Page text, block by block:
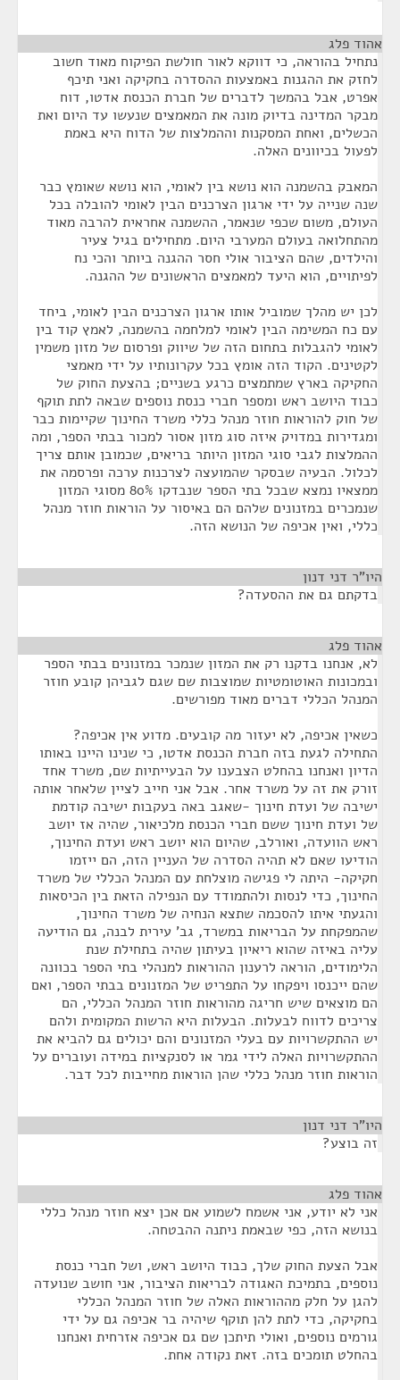
אהוד פלג
נתחיל בהוראה, כי דווקא לאור חולשת הפיקוח מאוד חשוב
לחזק את ההגנות באמצעות ההסדרה בחקיקה ואני תיכף
אפרט, אבל בהמשך לדברים של חברת הכנסת אדטו, דוח
מבקר המדינה בדיוק מונה את המאמצים שנעשו עד היום ואת
הכשלים, ואחת המסקנות וההמלצות של הדוח היא באמת
לפעול בכיוונים האלה.
המאבק בהשמנה הוא נושא בין לאומי, הוא נושא שאומץ כבר
שנה שנייה על ידי ארגון הצרכנים הבין לאומי להובלה בכל
העולם, משום שכפי שנאמר, ההשמנה אחראית להרבה מאוד
מהתחלואה בעולם המערבי היום. מתחילים בגיל צעיר
והילדים, שהם הציבור אולי חסר ההגנה ביותר והכי נח
לפיתויים, הוא היעד למאמצים הראשונים של ההגנה.
לכן יש מהלך שמוביל אותו ארגון הצרכנים הבין לאומי, ביחד
עם כח המשימה הבין לאומי למלחמה בהשמנה, לאמץ קוד בין
לאומי להגבלות בתחום הזה של שיווק ופרסום של מזון משמין
לקטינים. הקוד הזה אומץ בכל עקרונותיו על ידי מאמצי
החקיקה בארץ שמתמצים כרגע בשניים; בהצעת החוק של
כבוד היושב ראש ומספר חברי כנסת נוספים שבאה לתת תוקף
של חוק להוראות חוזר מנהל כללי משרד החינוך שקיימות כבר
ומגדירות במדויק איזה סוג מזון אסור למכור בבתי הספר, ומה
ההמלצות לגבי סוגי המזון היותר בריאים, שכמובן אותם צריך
לכלול. הבעיה שבסקר שהמועצה לצרכנות ערכה ופרסמה את
ממצאיו נמצא שבכל בתי הספר שנבדקו 80% מסוגי המזון
שנמכרים במזנונים שלהם הם באיסור על הוראות חוזר מנהל
כללי, ואין אכיפה של הנושא הזה.
היו"ר דני דנון
בדקתם גם את ההסעדה?
אהוד פלג
לא, אנחנו בדקנו רק את המזון שנמכר במזנונים בבתי הספר
ובמכונות האוטומטיות שמוצבות שם שגם לגביהן קובע חוזר
המנהל הכללי דברים מאוד מפורשים.
כשאין אכיפה, לא יעזור מה קובעים. מדוע אין אכיפה?
התחילה לגעת בזה חברת הכנסת אדטו, כי שנינו היינו באותו
הדיון ואנחנו בהחלט הצבענו על הבעייתיות שם, משרד אחד
זורק את זה על משרד אחר. אבל אני חייב לציין שלאחר אותה
ישיבה של ועדת חינוך -שאגב באה בעקבות ישיבה קודמת
של ועדת חינוך ששם חברי הכנסת מלכיאור, שהיה אז יושב
ראש הוועדה, ואורלב, שהיום הוא יושב ראש ועדת החינוך,
הודיעו שאם לא תהיה הסדרה של העניין הזה, הם ייזמו
חקיקה- היתה לי פגישה מוצלחת עם המנהל הכללי של משרד
החינוך, כדי לנסות ולהתמודד עם הנפילה הזאת בין הכיסאות
והגעתי איתו להסכמה שתצא הנחיה של משרד החינוך,
שהמפקחת על הבריאות במשרד, גב' עירית לבנה, גם הודיעה
עליה באיזה שהוא ריאיון בעיתון שהיה בתחילת שנת
הלימודים, הוראה לרענון ההוראות למנהלי בתי הספר בכוונה
שהם ייכנסו ויפקחו על התפריט של המזנונים בבתי הספר, ואם
הם מוצאים שיש חריגה מהוראות חוזר המנהל הכללי, הם
צריכים לדווח לבעלות. הבעלות היא הרשות המקומית ולהם
יש ההתקשרויות עם בעלי המזנונים והם יכולים גם להביא את
ההתקשרויות האלה לידי גמר או לסנקציות במידה ועוברים על
הוראות חוזר מנהל כללי שהן הוראות מחייבות לכל דבר.
היו"ר דני דנון
זה בוצע?
אהוד פלג
אני לא יודע, אני אשמח לשמוע אם אכן יצא חוזר מנהל כללי
בנושא הזה, כפי שבאמת ניתנה ההבטחה.
אבל הצעת החוק שלך, כבוד היושב ראש, ושל חברי כנסת
נוספים, בתמיכת האגודה לבריאות הציבור, אני חושב שנועדה
להגן על חלק מההוראות האלה של חוזר המנהל הכללי
בחקיקה, כדי לתת להן תוקף שיהיה בר אכיפה גם על ידי
גורמים נוספים, ואולי תיתכן שם גם אכיפה אזרחית ואנחנו
בהחלט תומכים בזה. זאת נקודה אחת.